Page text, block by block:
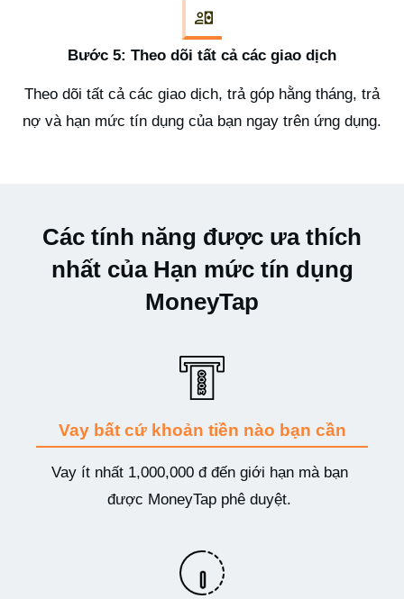
Bước 5: Theo dõi tất cả các giao dịch
Theo dõi tất cả các giao dịch, trả góp hằng tháng, trả
nợ và hạn mức tín dụng của bạn ngay trên ứng dụng.
Các tính năng được ưa thích
nhất của Hạn mức tín dụng
MoneyTap
Vay bất cứ khoản tiền nào bạn cần
Vay ít nhất 1,000,000 đ đến giới hạn mà bạn
được MoneyTap phê duyệt.